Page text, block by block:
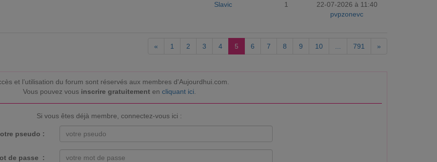
Slavic 1
22-07-2026 à 11:40
pvpzonevc
« 1 2 3 4 5 6 7 8 9 10 791 »
et l’utilisation du forum sont réservés aux membres d'Aujourdhui.com.
Vous pouvez vous inscrire gratuitementen cliquant ici
Si vous êtes déjà membre, connectez-vous ici :
pseudo :
de passe :